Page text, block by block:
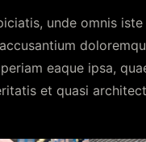
unde omnis
eaque ipsa,
et quasi